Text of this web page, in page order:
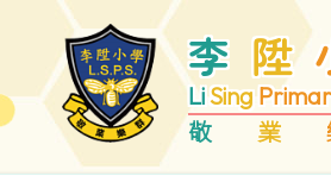
李 陞
LiSing
敬
業